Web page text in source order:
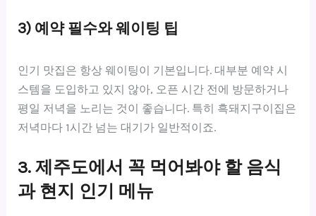
3) 예약 필수와 웨이팅 팁
인기 맛집은 항상 웨이팅이 기본입니다. 대부분 예약 시
스템을 도입하고 있지 않아, 오픈 시간 전에 방문하거나
평일 저녁을 노리는 것이 좋습니다. 특히 흑돼지구이집은
저녁마다 1시간 넘는 대기가 일반적이죠.
3. 제주도에서 꼭 먹어봐야 할 음식
과 현지 인기 메뉴